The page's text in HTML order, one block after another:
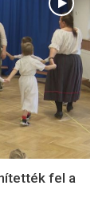
fel a